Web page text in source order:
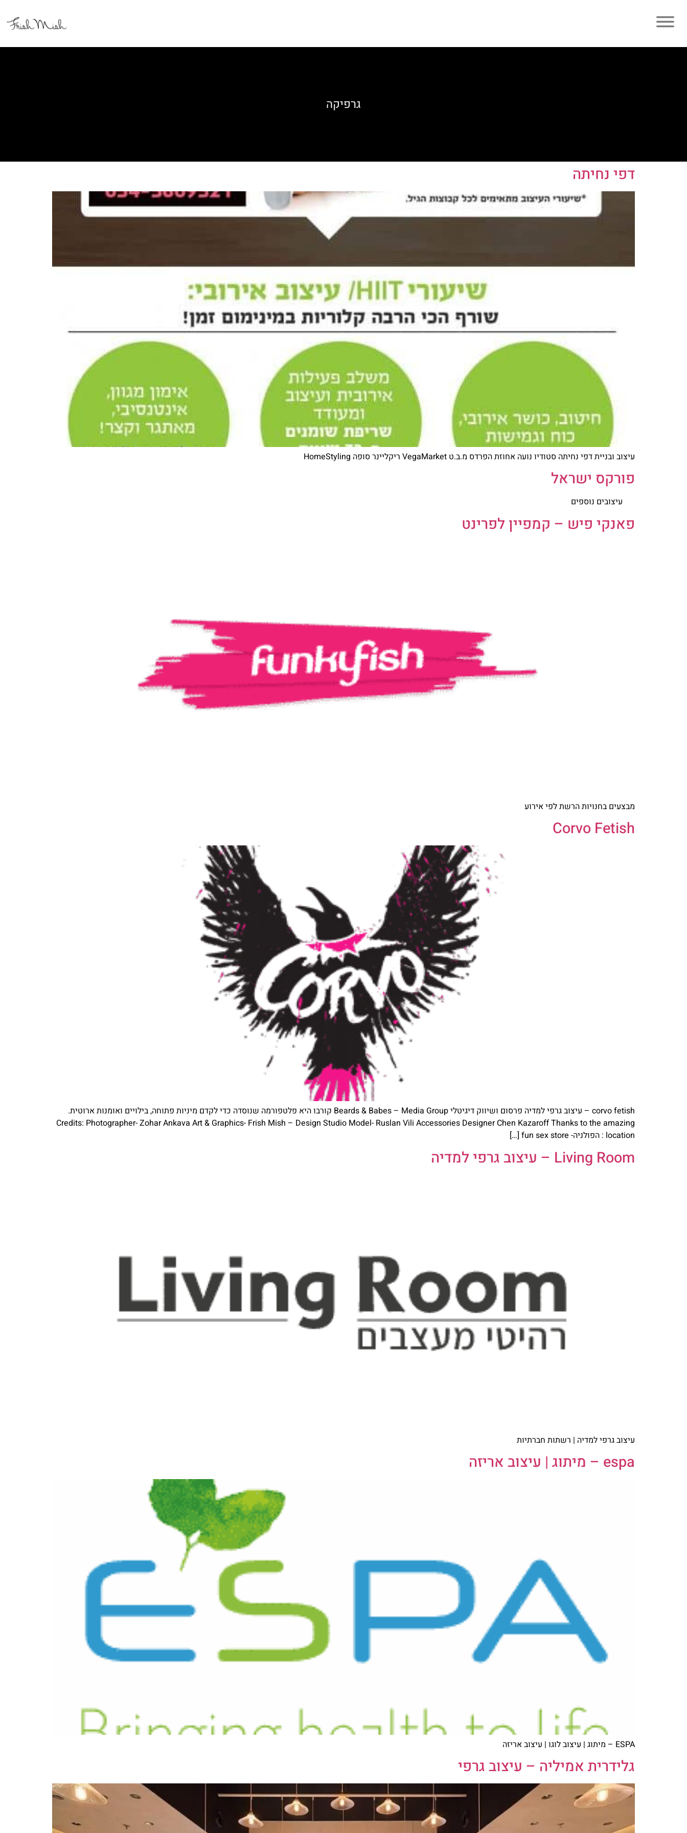
גרפיקה
דפי נחיתה
עיצוב ובניית דפי נחיתה סטודיו נועה אחוזת הפרדס מ.ב.ט VegaMarket ריקליינר סופה HomeStyling
פורקס ישראל
עיצובים נוספים
פאנקי פיש – קמפיין לפרינט
מבצעים בחנויות הרשת לפי אירוע
Corvo Fetish
corvo fetish – עיצוב גרפי למדיה פרסום ושיווק דיגיטלי Beards & Babes – Media Group קורבו היא פלטפורמה שנוסדה כדי לקדם מיניות פתוחה, בילויים ואומנות ארוטית.
Credits: Photographer- Zohar Ankava Art & Graphics- Frish Mish – Design Studio Model- Ruslan Vili Accessories Designer Chen Kazaroff Thanks to the amazing
location : הפולניה- fun sex store […]
Living Room – עיצוב גרפי למדיה
עיצוב גרפי למדיה | רשתות חברתיות
espa – מיתוג | עיצוב אריזה
ESPA – מיתוג | עיצוב לוגו | עיצוב אריזה
גלידרית אמיליה – עיצוב גרפי